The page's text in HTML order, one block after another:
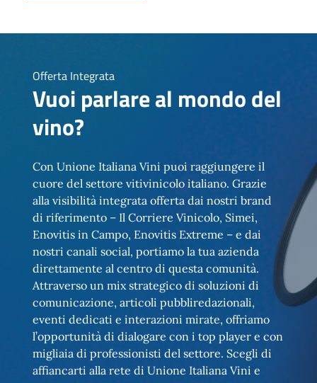
Offerta Integrata
Vuoi parlare al mondo del
vino?
Con Unione Italiana Vini puoi raggiungere il
cuore del settore vitivinicolo italiano. Grazie
alla visibilità integrata offerta dai nostri brand
di riferimento – Il Corriere Vinicolo, Simei,
Enovitis in Campo, Enovitis Extreme – e dai
nostri canali social, portiamo la tua azienda
direttamente al centro di questa comunità.
Attraverso un mix strategico di soluzioni di
comunicazione, articoli pubbliredazionali,
eventi dedicati e interazioni mirate, offriamo
l’opportunità di dialogare con i top player e con
migliaia di professionisti del settore. Scegli di
affiancarti alla rete di Unione Italiana Vini e